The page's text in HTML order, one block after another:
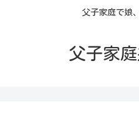
父子家庭で娘
父子家